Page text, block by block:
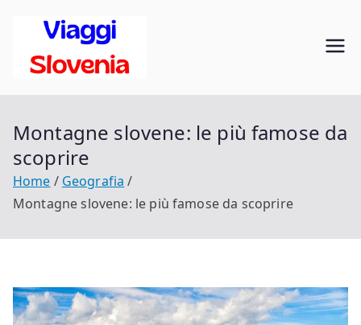
contenuto
Montagne slovene: le più famose da
scoprire
Home
Geografia
Montagne slovene: le più famose da scoprire